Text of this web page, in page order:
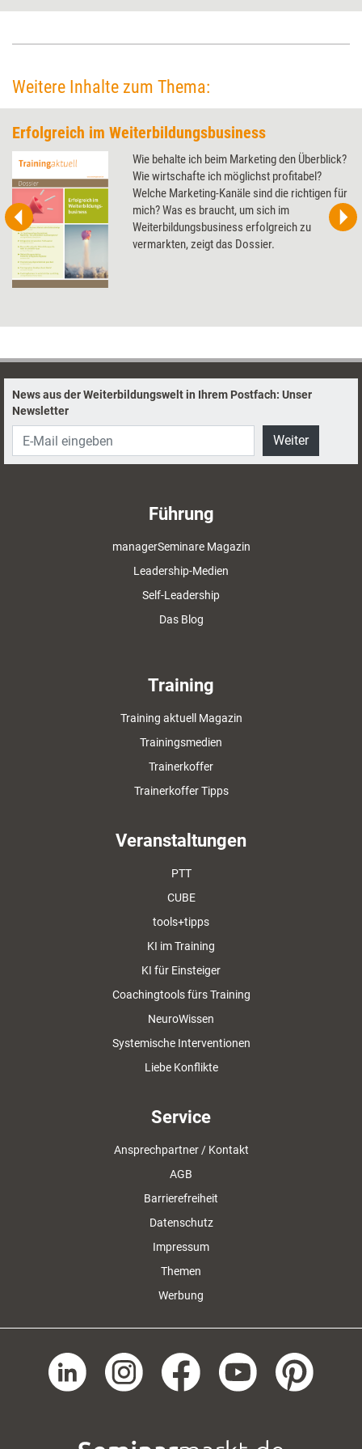
Widerrede des BDVT geführt, veröffentlicht im Mai. Dass beide Seiten
Weitere Inhalte zum Thema:
Erfolgreich im Weiterbildungsbusiness
Wie behalte ich beim Marketing den Überblick?
Wie wirtschafte ich möglichst profitabel?
Welche Marketing-Kanäle sind die richtigen für
mich? Was es braucht, um sich im
Weiterbildungsbusiness erfolgreich zu
vermarkten, zeigt das Dossier.
News aus der Weiterbildungswelt in Ihrem Postfach: Unser
Newsletter
Weiter
Führung
managerSeminare Magazin
Leadership-Medien
Self-Leadership
Das Blog
Training
Training aktuell Magazin
Trainingsmedien
Trainerkoffer
Trainerkoffer Tipps
Veranstaltungen
PTT
CUBE
tools+tipps
KI im Training
KI für Einsteiger
Coachingtools fürs Training
NeuroWissen
Systemische Interventionen
Liebe Konflikte
Service
Ansprechpartner / Kontakt
AGB
Barrierefreiheit
Datenschutz
Impressum
Themen
Werbung